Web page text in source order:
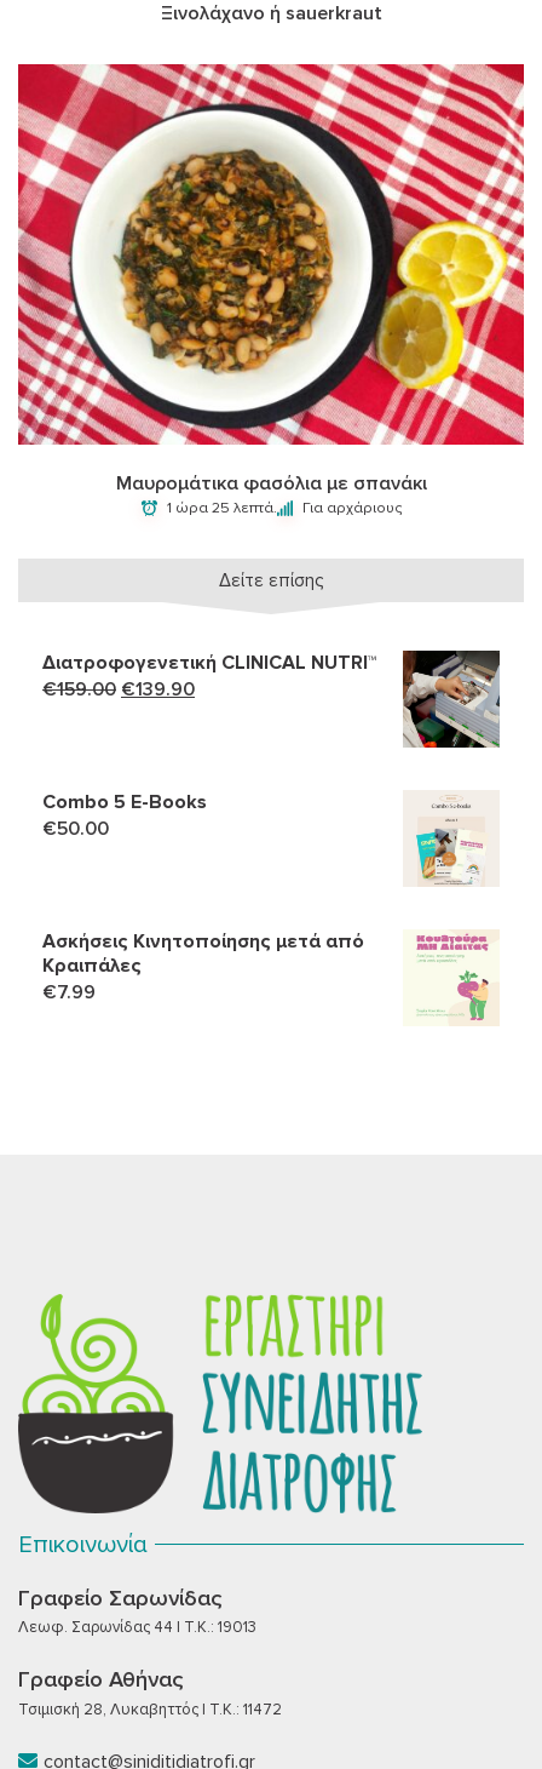
Ξινολάχανο ή sauerkraut
Μαυρομάτικα φασόλια με σπανάκι
1 ώρα 25 λεπτά. Για αρχάριους
Δείτε επίσης
Διατροφογενετική CLINICAL NUTRI™
€159.00 Original
€139.90Η
€139.90.
Combo 5 Ε-Books
€50.00
Ασκήσεις Κινητοποίησης μετά από
Κραιπάλες
€7.99
Επικοινωνία
Γραφείο Σαρωνίδας
Λεωφ. Σαρωνίδας 44 | T.K.: 19013
Γραφείο Αθήνας
Τσιμισκή 28, Λυκαβηττός | T.K.: 11472
contact@siniditidiatrofi.gr